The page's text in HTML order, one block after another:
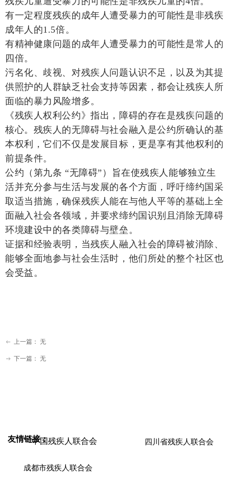
有一定程度残疾的成年人遭受暴力的可能性是非残疾
成年人的1.5倍。
有精神健康问题的成年人遭受暴力的可能性是常人的
四倍。
污名化、歧视、对残疾人问题认识不足，以及为其提
供照护的人群缺乏社会支持等因素，都会让残疾人所
面临的暴力风险增多。
《残疾人权利公约》指出，障碍的存在是残疾问题的
核心。残疾人的无障碍与社会融入是公约所确认的基
本权利，它们不仅是发展目标，更是享有其他权利的
前提条件。
公约（第九条 “无障碍”）旨在使残疾人能够独立生
活并充分参与生活与发展的各个方面，呼吁缔约国采
取适当措施，确保残疾人能在与他人平等的基础上全
面融入社会各领域，并要求缔约国识别且消除无障碍
环境建设中的各类障碍与壁垒。
证据和经验表明，当残疾人融入社会的障碍被消除、
能够全面地参与社会生活时，他们所处的整个社区也
会受益。
ꂃ 上一篇： 无
ꁹ 下一篇： 无
中国残疾人联合会 四川省残疾人联合会
成都市残疾人联合会
友情链接：